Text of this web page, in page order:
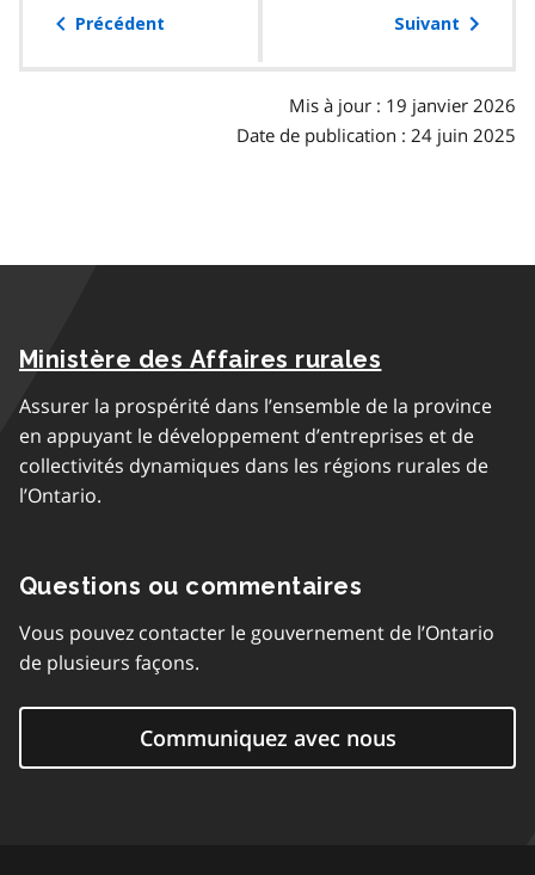
table
Précédent Suivant
Mis à jour : 19 janvier 2026
Date de publication : 24 juin 2025
Ministère des Affaires rurales
Assurer la prospérité dans l’ensemble de la province
en appuyant le développement d’entreprises et de
collectivités dynamiques dans les régions rurales de
l’Ontario.
Questions ou commentaires
Vous pouvez contacter le gouvernement de l’Ontario
de plusieurs façons.
Communiquez avec nous